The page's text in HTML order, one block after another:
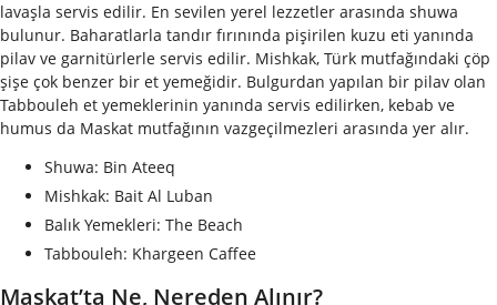
lavaşla servis edilir. En sevilen yerel lezzetler arasında shuwa
bulunur. Baharatlarla tandır fırınında pişirilen kuzu eti yanında
pilav ve garnitürlerle servis edilir. Mishkak, Türk mutfağındaki çöp
şişe çok benzer bir et yemeğidir. Bulgurdan yapılan bir pilav olan
Tabbouleh et yemeklerinin yanında servis edilirken, kebab ve
humus da Maskat mutfağının vazgeçilmezleri arasında yer alır.
Shuwa: Bin Ateeq
Mishkak: Bait Al Luban
Balık Yemekleri: The Beach
Tabbouleh: Khargeen Caffee
Maskat’ta Ne, Nereden Alınır?